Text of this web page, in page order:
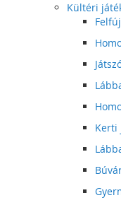
Kültéri
Kerti